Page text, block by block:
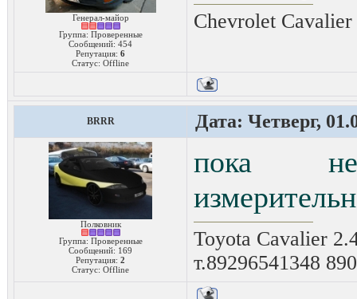
Генерал-майор
Группа: Проверенные
Сообщений: 454
Репутация: 6
Статус: Offline
Chevrolet
BRRR Дата: Четверг,
Полковник
Группа: Проверенные
Сообщений: 169
Репутация: 2
Статус: Offline
пока не
Toyota Cavalier
т.89296541348